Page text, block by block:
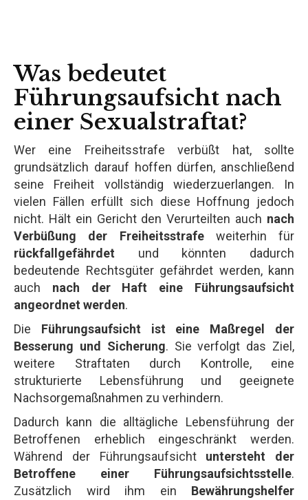
Was bedeutet
Führungsaufsicht nach
einer Sexualstraftat?
Wer eine Freiheitsstrafe verbüßt hat, sollte
grundsätzlich darauf hoffen dürfen, anschließend
seine Freiheit vollständig wiederzuerlangen. In
vielen Fällen erfüllt sich diese Hoffnung jedoch
nicht. Hält ein Gericht den Verurteilten auch nach
Verbüßung der Freiheitsstrafeweiterhin für
rückfallgefährdet und könnten dadurch
bedeutende Rechtsgüter gefährdet werden, kann
auch nach der Haft eine Führungsaufsicht
angeordnet werden.
Die Führungsaufsicht ist eine Maßregel der
Besserung und Sicherung. Sie verfolgt das Ziel,
weitere Straftaten durch Kontrolle, eine
strukturierte Lebensführung und geeignete
Nachsorgemaßnahmen zu verhindern.
Dadurch kann die alltägliche Lebensführung der
Betroffenen erheblich eingeschränkt werden.
Während der Führungsaufsicht untersteht der
Betroffene einer Führungsaufsichtsstelle.
Zusätzlich wird ihm ein Bewährungshelfer